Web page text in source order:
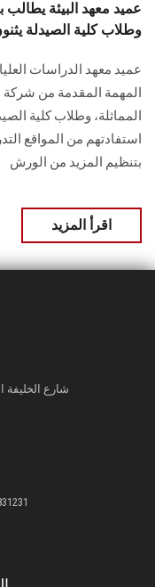
عميد معهد البيئة
وطلاب كلية الصيدلة
عميد معهد الدراسات
المهمة المقدمة من
المماثلة، وطلاب كلية
استفادتهم من المواقع
بتنظيم المزيد من الورش
اقرأ المزيد
شارع الخليفة
- 26831474